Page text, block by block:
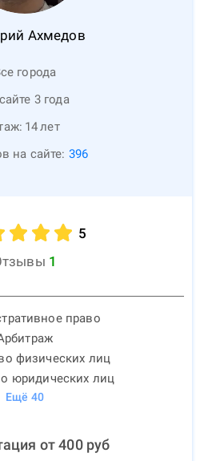
Ахмедов
города
3 года
14лет
на сайте: 396
5
1
право
физических лиц
юридических лиц
Ещё 40
от400руб